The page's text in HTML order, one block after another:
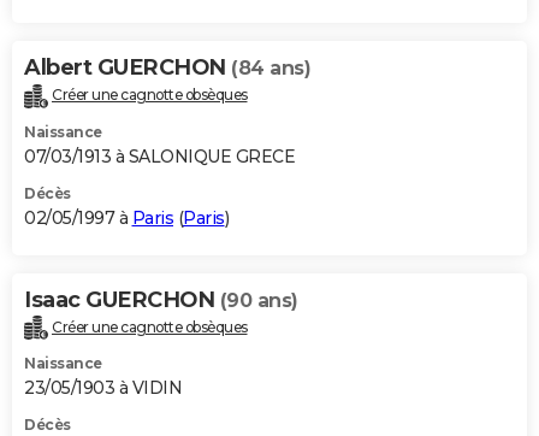
Albert GUERCHON (84 ans)
Créer une cagnotte obsèques
Naissance
07/03/1913 à SALONIQUE GRECE
Décès
02/05/1997 à Paris (Paris)
Isaac GUERCHON (90 ans)
Créer une cagnotte obsèques
Naissance
23/05/1903 à VIDIN
Décès